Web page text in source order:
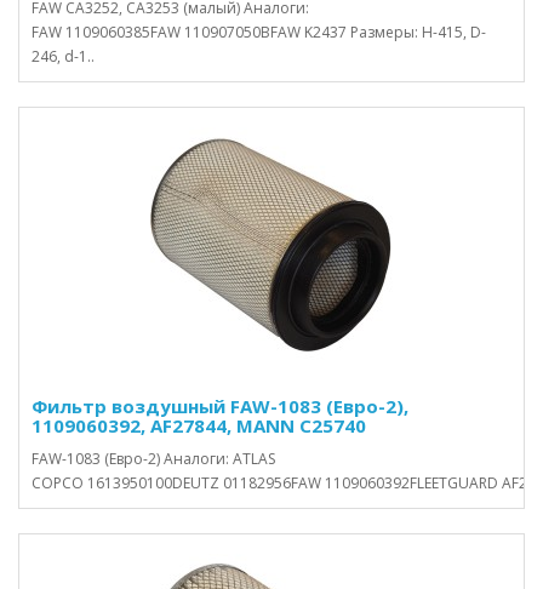
FAW CA3252, CA3253 (малый) Аналоги:
FAW 1109060385FAW 110907050BFAW K2437 Размеры: H-415, D-
246, d-1..
Фильтр воздушный FAW-1083 (Eвро-2),
1109060392, AF27844, MANN C25740
FAW-1083 (Eвро-2) Аналоги: ATLAS
COPCO 1613950100DEUTZ 01182956FAW 1109060392FLEETGUARD